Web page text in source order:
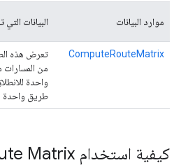
موارد البيانات البيانات
ComputeRouteMatrix
تعرض هذه
من
واحدة
طريق واحدة
كيفية استخدام Compute Route Matrix